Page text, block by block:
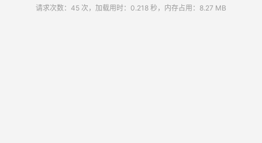
请求次数：45 次，加载用时：0.218 秒，内存占用：8.27 MB